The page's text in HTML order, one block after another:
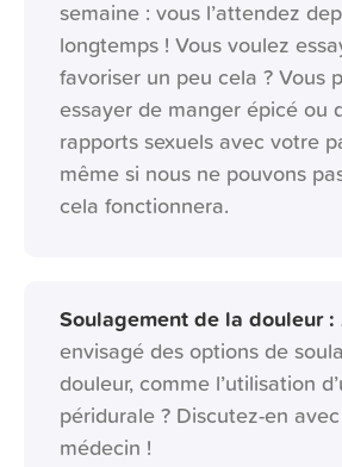
semaine : vous l’attendez
longtemps ! Vous voulez
favoriser un peu cela ? Vous
essayer de manger épicé ou
rapports sexuels avec votre
même si nous ne pouvons
cela fonctionnera.
Soulagement de la douleur :
envisagé des options de
douleur, comme l’utilisation
péridurale ? Discutez-en
médecin !